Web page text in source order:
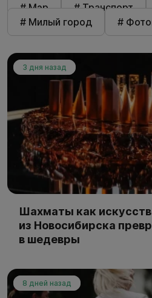
# Мэр # Транспорт
# Милый город
#
3 дня назад
Шахматы как
из Новосибирска
в шедевры
8 дней назад